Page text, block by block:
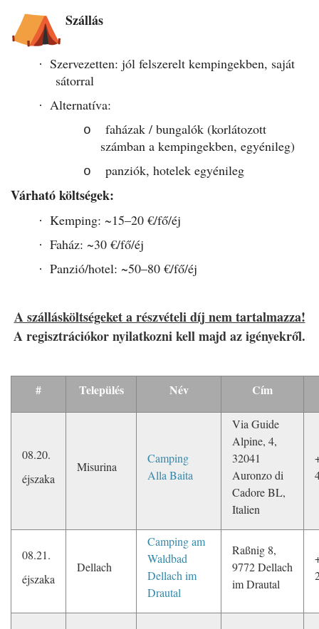
Szállás
· Szervezetten: jól felszerelt kempingekben, saját
sátorral
· Alternatíva:
o
faházak / bungalók (korlátozott
számban a kempingekben, egyénileg)
o panziók, hotelek egyénileg
Várható költségek:
· Kemping: ~15–20 €/fő/éj
· Faház: ~30 €/fő/éj
· Panzió/hotel: ~50–80 €/fő/éj
A szállásköltségeket a részvételi díj nem tartalmazza!
A regisztrációkor nyilatkozni kell majd az igényekről.
# Település Név Cím
08.20.
éjszaka
Misurina
Camping
Alla Baita
Via Guide
Alpine, 4,
32041
Auronzo di
Cadore BL,
Italien
08.21.
éjszaka
Dellach
Camping am
Waldbad
Dellach im
Drautal
Raßnig 8,
9772 Dellach
im Drautal